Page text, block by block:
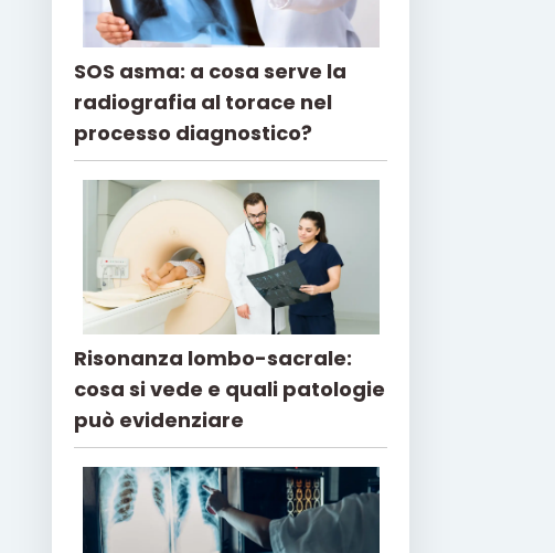
SOS asma: a cosa serve la
radiografia al torace nel
processo diagnostico?
Risonanza lombo-sacrale:
cosa si vede e quali patologie
può evidenziare